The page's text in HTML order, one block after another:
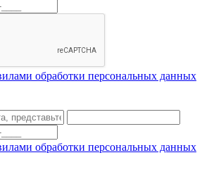
обработки персональных данных
обработки персональных данных